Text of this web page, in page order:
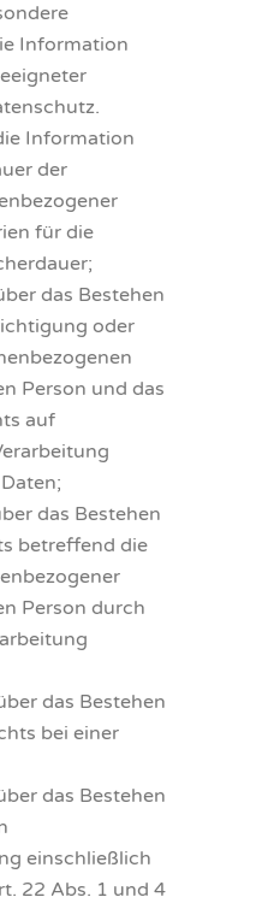
Information
Information
der
für die
das Bestehen
oder
Person und das
auf
das Bestehen
betreffend die
Person durch
das Bestehen
bei einer
das Bestehen
einschließlich
22 Abs. 1 und 4